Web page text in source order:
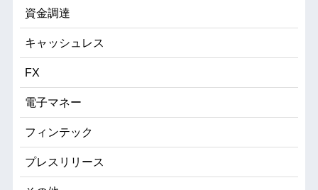
資金調達
キャッシュレス
FX
電子マネー
フィンテック
プレスリリース